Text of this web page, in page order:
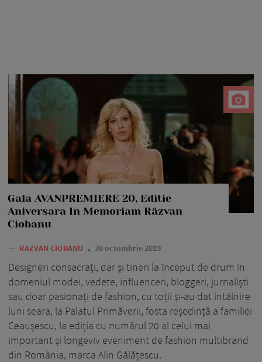
Gala AVANPREMIERE 20, Editie
Aniversara In Memoriam Răzvan
Ciobanu
— RAZVAN CIOBANU 30 octombrie 2019
Designeri consacrați, dar și tineri la început de drum în
domeniul modei, vedete, influenceri, bloggeri, jurnaliști
sau doar pasionați de fashion, cu toții și-au dat întâlnire
luni seara, la Palatul Primăverii, fosta reședință a familiei
Ceaușescu, la ediția cu numărul 20 al celui mai
important și longeviv eveniment de fashion multibrand
din România, marca Alin Gălățescu.